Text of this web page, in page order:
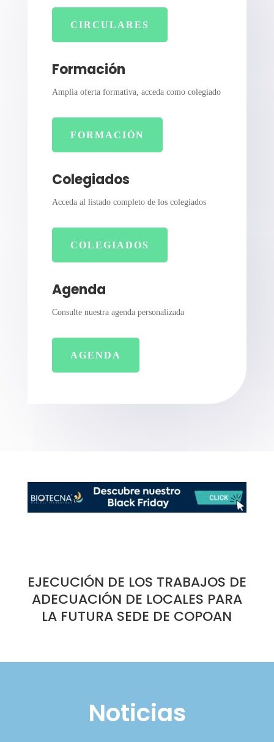
CIRCULARES
Formación
Amplia oferta formativa, acceda como colegiado
FORMACIÓN
Colegiados
Acceda al listado completo de los colegiados
COLEGIADOS
Agenda
Consulte nuestra agenda personalizada
AGENDA
EJECUCIÓN DE LOS TRABAJOS DE
ADECUACIÓN DE LOCALES PARA
LA FUTURA SEDE DE COPOAN
Noticias